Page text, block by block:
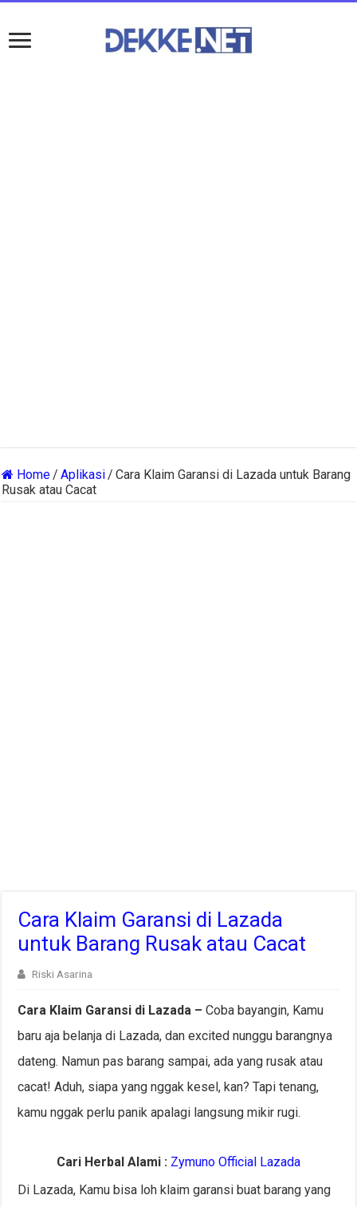
Home/ Aplikasi/ Cara Klaim Garansi di Lazada untuk Barang
Rusak atau Cacat
Cara Klaim Garansi di Lazada
untuk Barang Rusak atau Cacat
Riski Asarina
Cara Klaim Garansi di Lazada – Coba bayangin, Kamu
baru aja belanja di Lazada, dan excited nunggu barangnya
dateng. Namun pas barang sampai, ada yang rusak atau
cacat! Aduh, siapa yang nggak kesel, kan? Tapi tenang,
kamu nggak perlu panik apalagi langsung mikir rugi.
Cari Herbal Alami : Zymuno Official Lazada
Di Lazada, Kamu bisa loh klaim garansi buat barang yang